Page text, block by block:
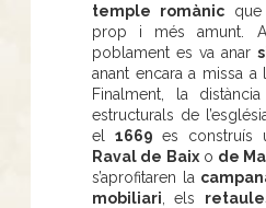
temple romànic que
prop i més amunt.
poblament es va anar
anant encara a missa a l
Finalment, la
estructurals de
el 1669 es construís
Raval de Baixo de
s’aprofitaren la
mobiliari , els